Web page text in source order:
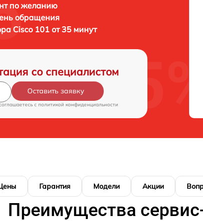
по желанию
обращения
Cisco 101 от 35 минут
со специалистом
Оставить заявку
c политикой конфиденциальности
Гарантия Модели Акции
Преимущества